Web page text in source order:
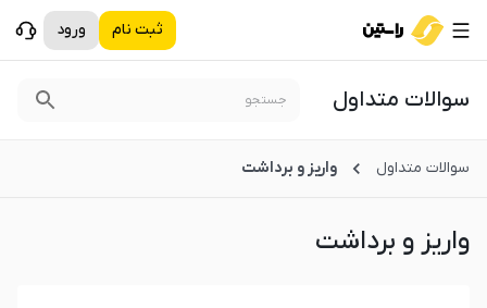
ثبت نام ورود
سوالات متداول
سوالات متداول واریز و برداشت
واریز و برداشت